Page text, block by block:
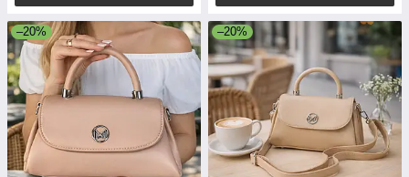
–20% –20%